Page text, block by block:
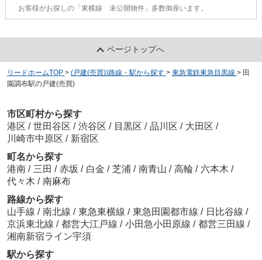
お客様がお探しの「東横線 未公開物件」多数御座います。
ページトップへ
リードホームTOP > (戸建(売買))路線・駅から探す > 東急電鉄東急目黒線 > 田
園調布駅の戸建(売買)
市区町村から探す
港区 / 世田谷区 / 渋谷区 / 目黒区 / 品川区 / 大田区 /
川崎市中原区 / 新宿区
町名から探す
港南 / 三田 / 赤坂 / 白金 / 芝浦 / 南青山 / 高輪 / 六本木 /
代々木 / 南麻布
路線から探す
山手線 / 南北線 / 東急東横線 / 東急田園都市線 / 日比谷線 /
京浜東北線 / 都営大江戸線 / 小田急小田原線 / 都営三田線 /
湘南新宿ライン宇須
駅から探す